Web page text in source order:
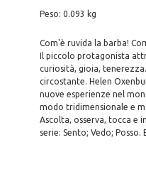
Peso: 0.093 kg
Com'è ruvida la barba!
Il piccolo protagonista
curiosità, gioia,
circostante. Helen
nuove esperienze nel
modo tridimensionale e
Ascolta, osserva, tocca e
serie: Sento; Vedo;